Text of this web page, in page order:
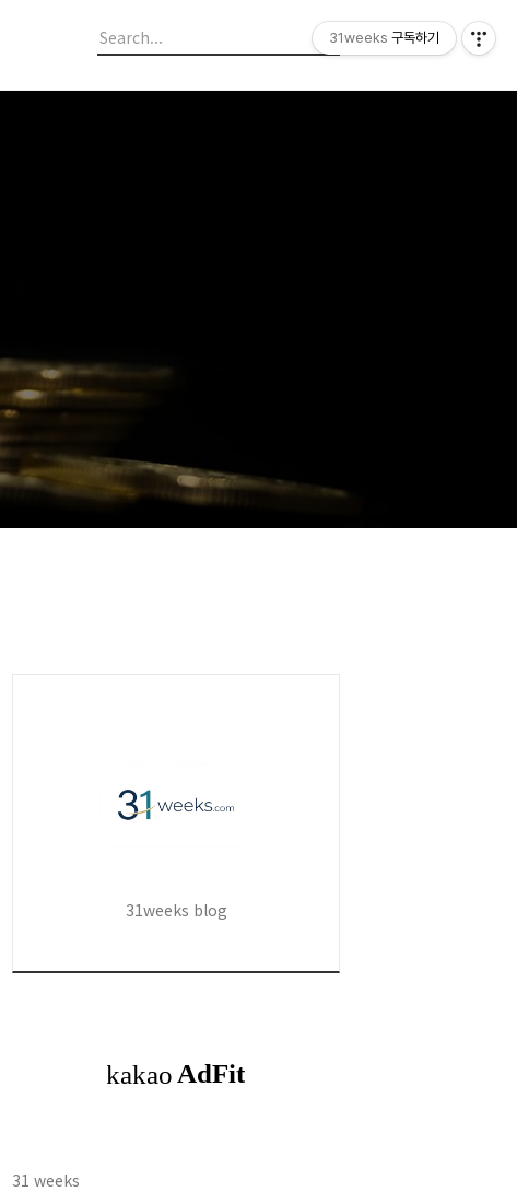
31weeks blog
31 weeks
31weeks 구독하기